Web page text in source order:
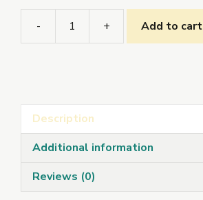
-
Scaoil
+ Add to cart
Description
Additional information
Reviews (0)